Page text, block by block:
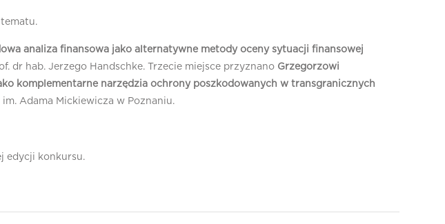
analiza finansowa jako alternatywne metody oceny sytuacji finansowej
dr hab. Jerzego Handschke. Trzecie miejsce przyznano Grzegorzowi
komplementarne narzędzia ochrony poszkodowanych w transgranicznych
Adama Mickiewicza w Poznaniu.
edycji konkursu.